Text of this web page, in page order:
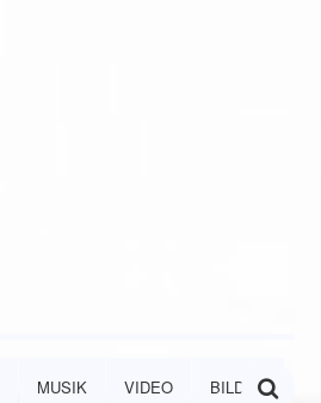
MUSIK VIDEO BILDER